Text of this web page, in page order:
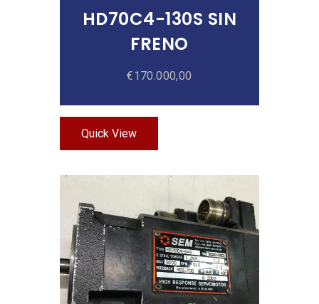
HD70C4-130S SIN
FRENO
€170.000,00
Quick View
Añadir Al Carrito